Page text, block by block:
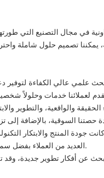
والواقعية، والتطوير
جودة المنتج والابتكار
العديد من العملاء بفضل سمعتنا التجارية الطيبة ومنتجاتنا عالية الجودة.